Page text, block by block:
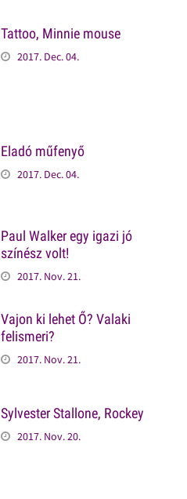
Tattoo, Minnie mouse
2017. Dec. 04.
Eladó műfenyő
2017. Dec. 04.
Paul Walker egy igazi jó
színész volt!
2017. Nov. 21.
Vajon ki lehet Ő? Valaki
felismeri?
2017. Nov. 21.
Sylvester Stallone, Rockey
2017. Nov. 20.